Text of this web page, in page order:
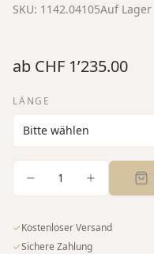
SKU: 1142.04105Auf Lager
ab CHF 1’235.00
LÄNGE
1
✓Kostenloser Versand
✓Sichere Zahlung